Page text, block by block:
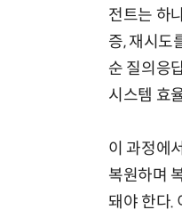
전트는 하
증, 재시도
순 질의응
시스템 효
이 과정에
복원하며
돼야 한다.